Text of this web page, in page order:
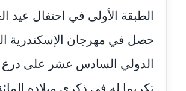
مدونة محمد التجاني
مدونة محمد الشافعي
الطبقة الأولى في احتفال عيد
حصل في مهرجان الإسكندرية
الدولي السادس عشر على درع
تكريما له في ذكرى ميلاده